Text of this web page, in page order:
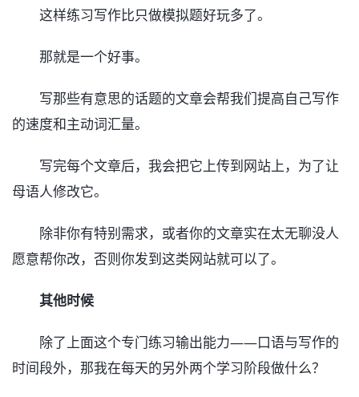
这样练习写作比只做模拟题好玩多了。
那就是一个好事。
写那些有意思的话题的文章会帮我们提高自己写作
的速度和主动词汇量。
写完每个文章后，我会把它上传到网站上，为了让
母语人修改它。
除非你有特别需求，或者你的文章实在太无聊没人
愿意帮你改，否则你发到这类网站就可以了。
其他时候
除了上面这个专门练习输出能力——口语与写作的
时间段外，那我在每天的另外两个学习阶段做什么？